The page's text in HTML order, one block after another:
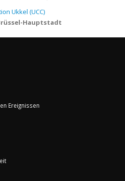
Ukkel (UCC)
Hauptstadt
Ereignissen